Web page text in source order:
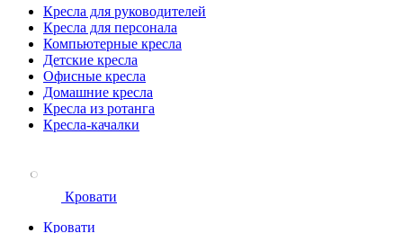
Кресла для руководителей
Кресла для персонала
Компьютерные кресла
Детские кресла
Офисные кресла
Домашние кресла
Кресла из ротанга
Кресла-качалки
Кровати
Кровати